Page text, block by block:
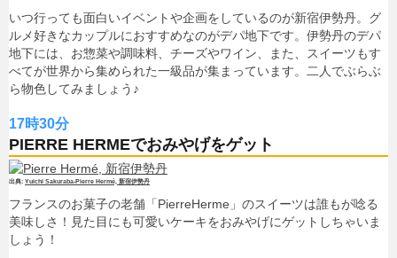
いつ行っても面白いイベントや企画をしているのが新宿伊勢丹。グ
ルメ好きなカップルにおすすめなのがデパ地下です。伊勢丹のデパ
地下には、お惣菜や調味料、チーズやワイン、また、スイーツもす
べてが世界から集められた一級品が集まっています。二人でぶらぶ
ら物色してみましょう♪
17時30分
PIERRE HERMEでおみやげをゲット
Yuichi Sakuraba-Pierre Hermé, 新宿伊勢丹
フランスのお菓子の老舗「PierreHerme」のスイーツは誰もが唸る
美味しさ！見た目にも可愛いケーキをおみやげにゲットしちゃいま
しょう！